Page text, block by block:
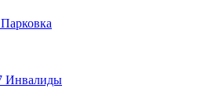
Инвалиды